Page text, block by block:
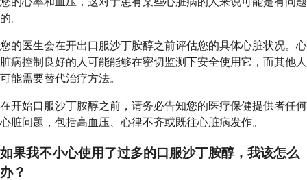
的。
您的医生会在开出口服沙丁胺醇之前评估您的具体心脏状况。心
脏病控制良好的人可能能够在密切监测下安全使用它，而其他人
可能需要替代治疗方法。
在开始口服沙丁胺醇之前，请务必告知您的医疗保健提供者任何
心脏问题，包括高血压、心律不齐或既往心脏病发作。
如果我不小心使用了过多的口服沙丁胺醇，我该怎么
办？